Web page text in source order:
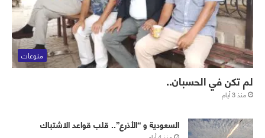
منوعات
لم تكن في الحسبان..
منذ 3 أيام
‏⁧‫السعودية‬⁩ و “الأذرع”.. قلب قواعد الاشتباك